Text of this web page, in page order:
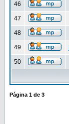
46
47
48
49
50
Página 1 de 3